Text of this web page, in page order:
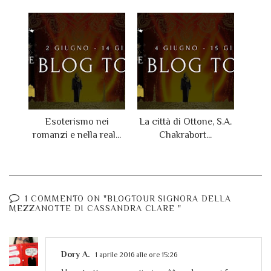
http://www.leggereromanticamente.com/
UNIVERSI INCANTATI - http://valentinabellettini.blogspot.com
Esoterismo nei
romanzi e nella real...
La città di Ottone, S.A.
Chakrabort...
1 COMMENTO ON "BLOGTOUR SIGNORA DELLA
MEZZANOTTE DI CASSANDRA CLARE "
Dory A. 1 aprile 2016 alle ore 15:26